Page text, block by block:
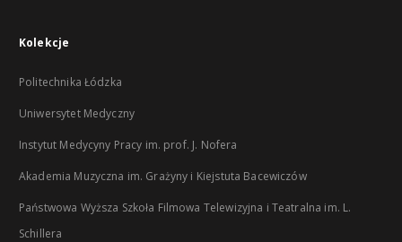
Kolekcje
Politechnika Łódzka
Uniwersytet Medyczny
Instytut Medycyny Pracy im. prof. J. Nofera
Akademia Muzyczna im. Grażyny i Kiejstuta Bacewiczów
Państwowa Wyższa Szkoła Filmowa Telewizyjna i Teatralna im. L.
Schillera